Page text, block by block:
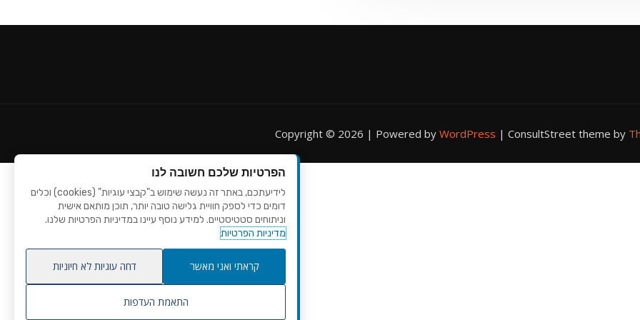
Copyright © 2026 | Powered by WordPress | ConsultStreet theme by
הפרטיות שלכם חשובה לנו
לידיעתכם, באתר זה נעשה שימוש ב"קבצי עוגיות" (cookies) וכלים
דומים כדי לספק חוויית גלישה טובה יותר, תוכן מותאם אישית
וניתוחים סטטיסטיים. למידע נוסף עיינו במדיניות הפרטיות שלנו.
מדיניות הפרטיות
קראתי ואני מאשר דחה עוגיות לא חיוניות
התאמת העדפות